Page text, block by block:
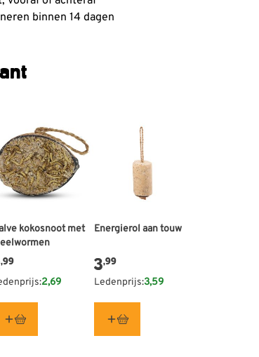
binnen 14 dagen
kokosnoot met
,99
2,69
Energierol aan touw
3,99
Ledenprijs:3,59